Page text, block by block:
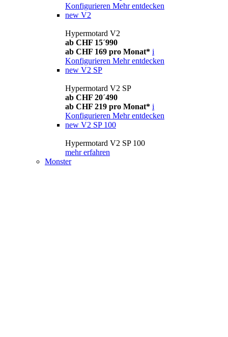
Konfigurieren Mehr entdecken
new V2
Hypermotard V2
ab CHF 15´990
ab CHF 169 pro Monat* i
Konfigurieren Mehr entdecken
new V2 SP
Hypermotard V2 SP
ab CHF 20´490
ab CHF 219 pro Monat* i
Konfigurieren Mehr entdecken
new V2 SP 100
Hypermotard V2 SP 100
mehr erfahren
Monster